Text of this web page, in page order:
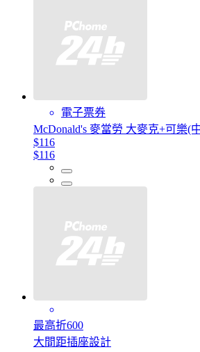
電子票券
McDonald's 麥當勞 大麥克+可樂(
$116
$116
最高折600
大間距插座設計